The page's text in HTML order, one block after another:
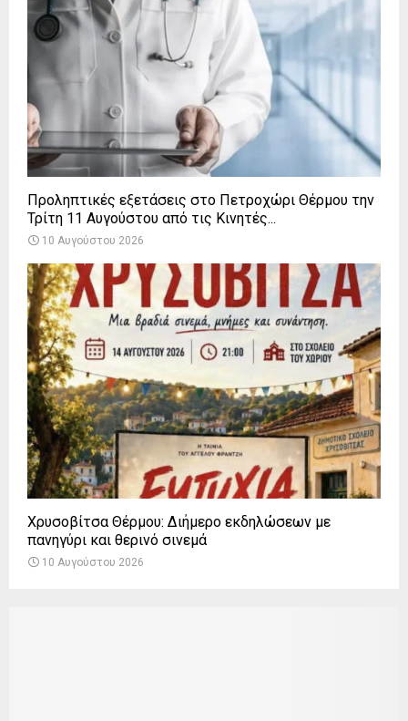
Προληπτικές εξετάσεις στο Πετροχώρι Θέρμου την
Τρίτη 11 Αυγούστου από τις Κινητές...
10 Αυγούστου 2026
Χρυσοβίτσα Θέρμου: Διήμερο εκδηλώσεων με
πανηγύρι και θερινό σινεμά
10 Αυγούστου 2026